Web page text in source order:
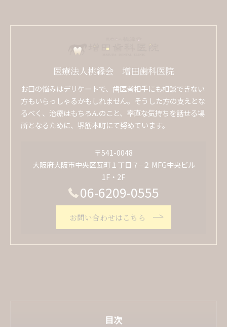
医療法人桃縁会 増田歯科医院
お口の悩みはデリケートで、歯医者相手にも相談できない
方もいらっしゃるかもしれません。そうした方の支えとな
るべく、治療はもちろんのこと、率直な気持ちを話せる場
所となるために、堺筋本町にて努めています。
〒541-0048
大阪府大阪市中央区瓦町１丁目７−２ MFG中央ビル
1F・2F
06-6209-0555
お問い合わせはこちら
目次